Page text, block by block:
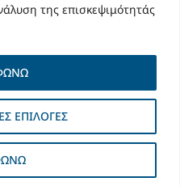
της επισκεψιμότητάς
ΕΠΙΛΟΓΕΣ